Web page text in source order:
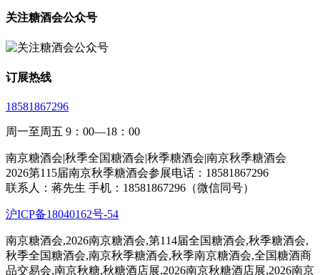
关注糖酒会公众号
订展热线
18581867296
周一至周五 9：00—18：00
南京糖酒会|秋季全国糖酒会|秋季糖酒会|南京秋季糖酒会
2026第115届南京秋季糖酒会参展电话：18581867296
联系人：蒋先生 手机：18581867296（微信同号）
沪ICP备18040162号-54
南京糖酒会,2026南京糖酒会,第114届全国糖酒会,秋季糖酒会,
秋季全国糖酒会,南京秋季糖酒会,秋季南京糖酒会,全国糖酒商
品交易会,南京秋糖,秋糖酒店展,2026南京秋糖酒店展,2026南京